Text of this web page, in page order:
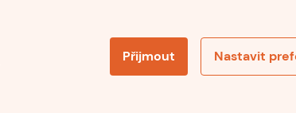
Přijmout Nastavit